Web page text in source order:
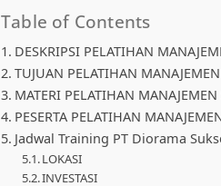
Table of Contents
DESKRIPSI PELATIHAN
TUJUAN PELATIHAN
MATERI PELATIHAN MANAJEMEN
PESERTA PELATIHAN
Jadwal Training PT Diorama
LOKASI
INVESTASI